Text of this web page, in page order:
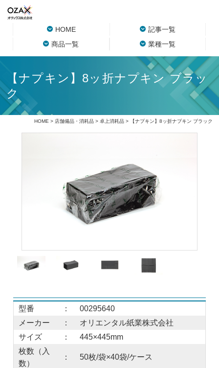
HOME
記事一覧
商品一覧
業種一覧
【ナプキン】8ッ折ナプキン ブラッ
ク
HOME > 店舗備品・消耗品> 卓上消耗品> 【ナプキン】8ッ折ナプキン ブラック
型番 ：
00295640
メーカー
：
オリエンタル紙業株式会社
サイズ
：
445×445mm
枚数（入
数）
： 50枚/袋×40袋/ケース